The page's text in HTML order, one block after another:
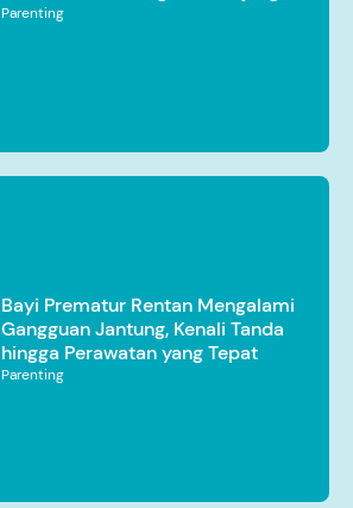
Parenting
Bayi Prematur Rentan Mengalami
Gangguan Jantung, Kenali Tanda
hingga Perawatan yang Tepat
Parenting